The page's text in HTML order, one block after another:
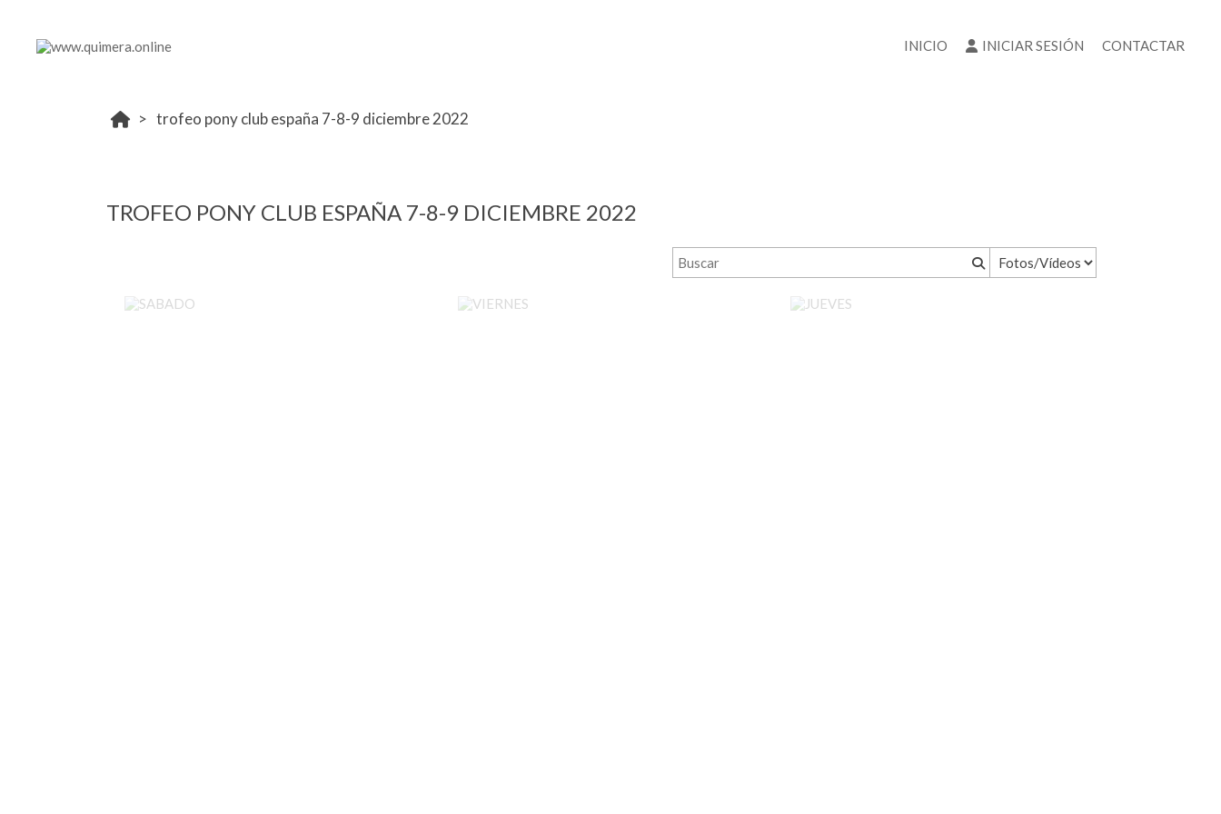
INICIO INICIAR SESIÓN CONTACTAR
trofeo pony club españa 7-8-9 diciembre 2022
TROFEO PONY CLUB ESPAÑA 7-8-9 DICIEMBRE 2022
JUEVES